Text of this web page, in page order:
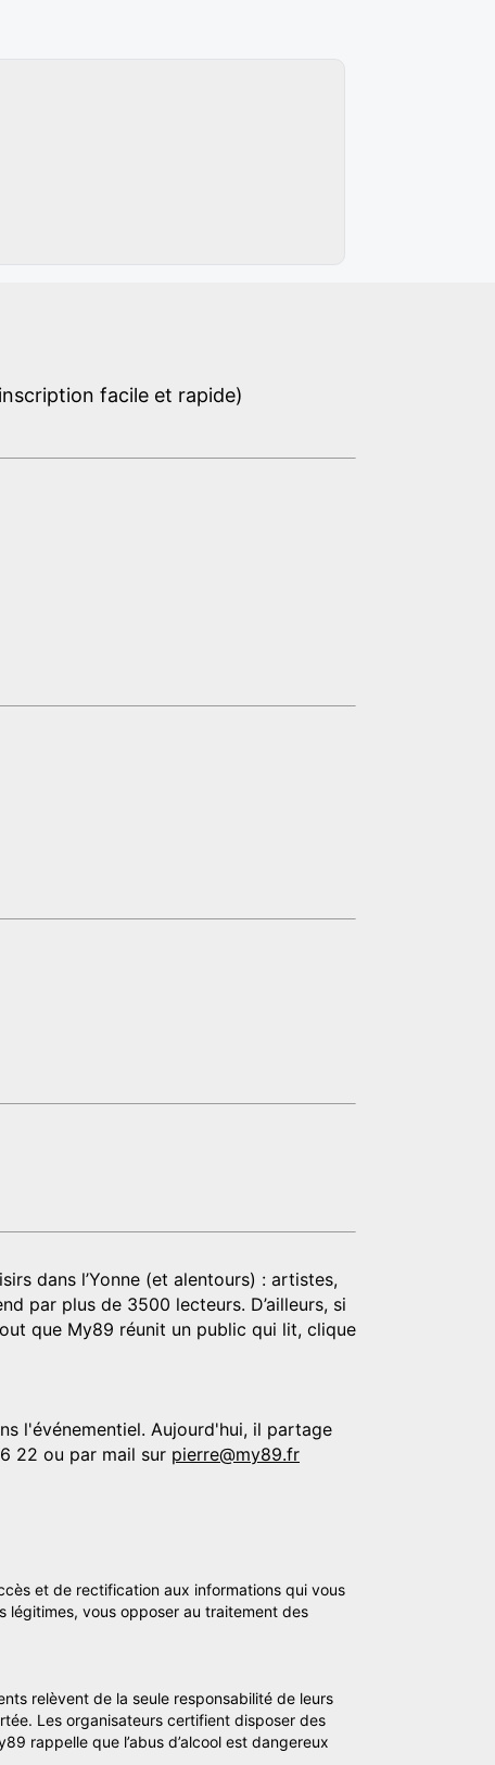
facile et rapide)
dans l’Yonne (et alentours) : artistes,
par plus de 3500 lecteurs. D’ailleurs, si
que My89 réunit un public qui lit, clique
l'événementiel. Aujourd'hui, il partage
22 ou par mail sur pierre@my89.fr
et de rectification aux informations qui vous
légitimes, vous opposer au traitement des
relèvent de la seule responsabilité de leurs
Les organisateurs certifient disposer des
rappelle que l’abus d’alcool est dangereux